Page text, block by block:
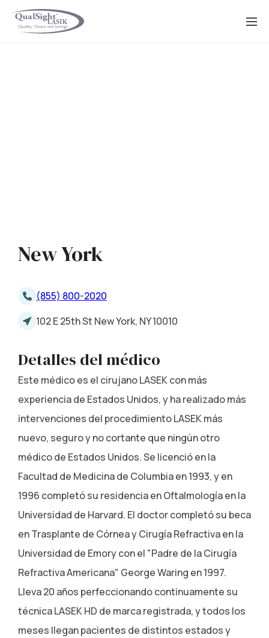
Saltar
New York
(855) 800-2020
102 E 25th St New York, NY 10010
Detalles del médico
Este médico es el cirujano LASEK con más
experiencia de Estados Unidos, y ha realizado más
intervenciones del procedimiento LASEK más
nuevo, seguro y no cortante que ningún otro
médico de Estados Unidos. Se licenció en la
Facultad de Medicina de Columbia en 1993, y en
1996 completó su residencia en Oftalmología en la
Universidad de Harvard. El doctor completó su beca
en Trasplante de Córnea y Cirugía Refractiva en la
Universidad de Emory con el "Padre de la Cirugía
Refractiva Americana" George Waring en 1997.
Lleva 20 años perfeccionando continuamente su
técnica LASEK HD de marca registrada, y todos los
meses llegan pacientes de distintos estados y